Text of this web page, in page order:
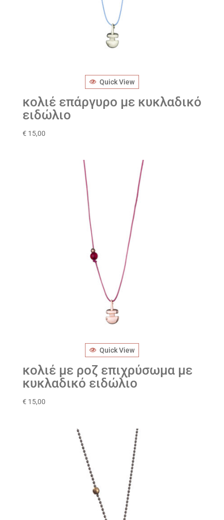
Quick View
κολιέ επάργυρο με κυκλαδικό
ειδώλιο
€ 15,00
Quick View
κολιέ με ροζ επιχρύσωμα με
κυκλαδικό ειδώλιο
€ 15,00